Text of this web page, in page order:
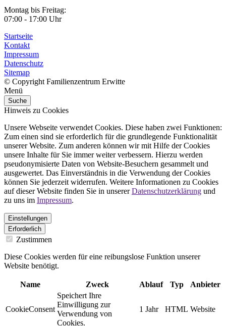
Montag bis Freitag:
07:00 - 17:00 Uhr
Startseite
Kontakt
Impressum
Datenschutz
Sitemap
© Copyright Familienzentrum Erwitte
Menü
Suche
Hinweis zu Cookies
Unsere Webseite verwendet Cookies. Diese haben zwei Funktionen:
Zum einen sind sie erforderlich für die grundlegende Funktionalität
unserer Website. Zum anderen können wir mit Hilfe der Cookies
unsere Inhalte für Sie immer weiter verbessern. Hierzu werden
pseudonymisierte Daten von Website-Besuchern gesammelt und
ausgewertet. Das Einverständnis in die Verwendung der Cookies
können Sie jederzeit widerrufen. Weitere Informationen zu Cookies
auf dieser Website finden Sie in unsererDatenschutzerklärung und
zu uns im Impressum.
Einstellungen
Erforderlich
Zustimmen
Diese Cookies werden für eine reibungslose Funktion unserer
Website benötigt.
Name Zweck Ablauf Typ Anbieter
CookieConsent
Speichert Ihre
Einwilligung zur
Verwendung von
Cookies.
1 Jahr HTML Website